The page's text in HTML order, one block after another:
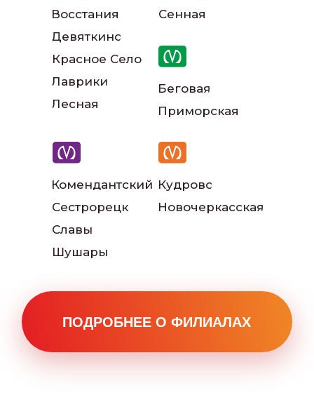
Восстания
Девяткино
Лаврики
Лесная
Сенная
Беговая
Приморская
Славы
Сестрорецк
Шушары
Кудрово
Новочеркасская
Комендантский
Красное Село
Написать в ВКонтакте
Написать в телеграм
Наши инструкторы